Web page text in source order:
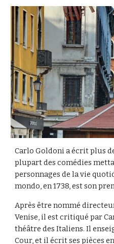
Carlo Goldoni a écrit plus
plupart des comédies
personnages de la vie
mondo, en 1738, est son
Après être nommé
Venise, il est critiqué par
théâtre des Italiens. Il
Cour, et il écrit ses pièces